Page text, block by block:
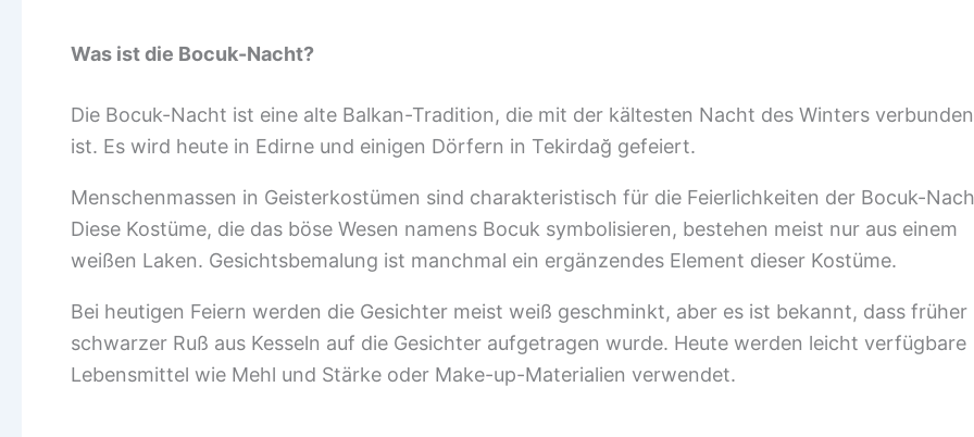
Was ist die Bocuk-Nacht?
Die Bocuk-Nacht ist eine alte Balkan-Tradition, die mit der kältesten Nacht des Winters verbunden
ist. Es wird heute in Edirne und einigen Dörfern in Tekirdağ gefeiert.
Menschenmassen in Geisterkostümen sind charakteristisch für die Feierlichkeiten der Bocuk-
Diese Kostüme, die das böse Wesen namens Bocuk symbolisieren, bestehen meist nur aus einem
weißen Laken. Gesichtsbemalung ist manchmal ein ergänzendes Element dieser Kostüme.
Bei heutigen Feiern werden die Gesichter meist weiß geschminkt, aber es ist bekannt, dass früher
schwarzer Ruß aus Kesseln auf die Gesichter aufgetragen wurde. Heute werden leicht verfügbare
Lebensmittel wie Mehl und Stärke oder Make-up-Materialien verwendet.